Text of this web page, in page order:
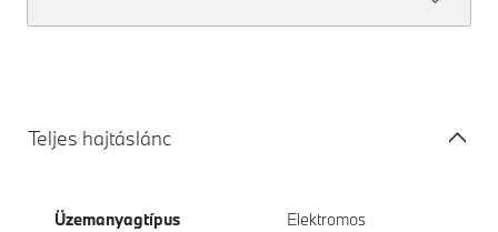
Teljes hajtáslánc
Üzemanyagtípus Elektromos